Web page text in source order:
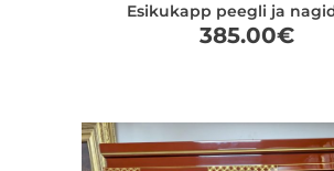
Esikukapp peegli ja
385.00€